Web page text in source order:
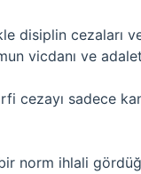
disiplin cezaları
vicdanı ve
cezayı sadece
norm ihlali